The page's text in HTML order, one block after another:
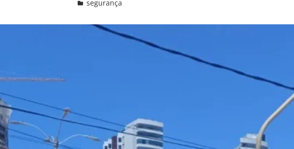
segurança